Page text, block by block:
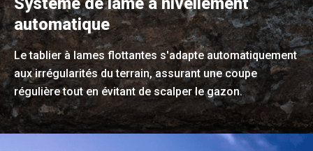
automatique
Le tablier à lames flottantes s'adapte automatiquement
aux irrégularités du terrain, assurant une coupe
régulière tout en évitant de scalper le gazon.